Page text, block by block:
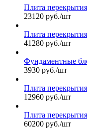
Плита
23120 руб./шт
Плита
41280 руб./шт
Фундаментные
3930 руб./шт
Плита
12960 руб./шт
Плита
60200 руб./шт